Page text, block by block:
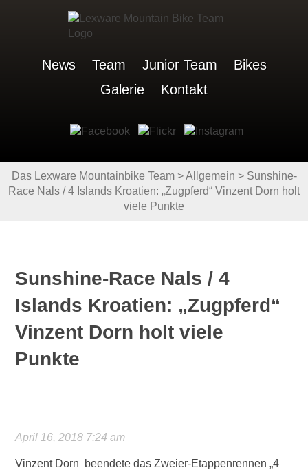
News Team Junior Team
Bikes
Galerie
Kontakt
Das Lexware Mountainbike Team>Allgemein > Sunshine-
Race Nals / 4 Islands Kroatien: „Zugpferd“ Vinzent Dorn holt
viele Punkte
Sunshine-Race Nals / 4
Islands Kroatien: „Zugpferd“
Vinzent Dorn holt viele
Punkte
April 16, 2018 7:24 am
Vinzent Dorn beendete das Zweier-Etappenrennen „4